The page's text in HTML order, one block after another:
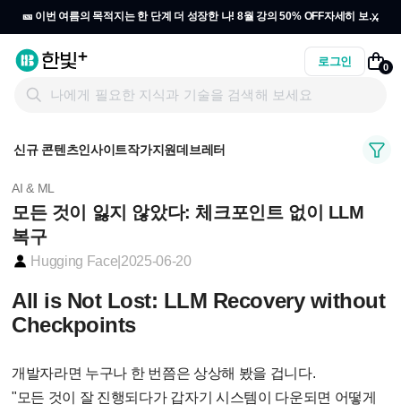
🎫 이번 여름의 목적지는 한 단계 더 성장한 나! 8월 강의 50% OFF자세히 보기
x
로그인 0
신규 콘텐츠인사이트작가지원데브레터
AI & ML
모든 것이 잃지 않았다: 체크포인트 없이 LLM
복구
Hugging Face 2025-06-20
All is Not Lost: LLM Recovery without
Checkpoints
개발자라면 누구나 한 번쯤은 상상해 봤을 겁니다.
"모든 것이 잘 진행되다가 갑자기 시스템이 다운되면 어떻게